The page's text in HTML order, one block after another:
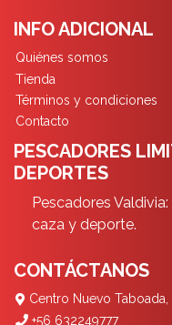
INFO ADICIONAL
Quiénes somos
Tienda
Términos y condiciones
Contacto
PESCADORES
DEPORTES
Pescadores
caza y deporte.
CONTÁCTANOS
Centro Nuevo
+56 632249777